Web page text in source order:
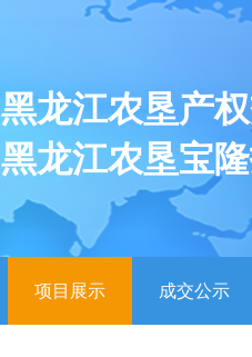
黑龙江农垦产
黑龙江农垦宝
项目展示 成交公示